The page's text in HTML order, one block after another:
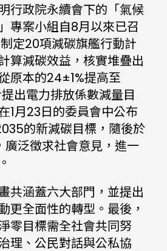
行政院永續會下的「氣候
專案小組自8月以來已召
定20項減碳旗艦行動計
算減碳效益，核實堆疊出
原本的24±1%提高至
出電力排放係數減量目
1月23日的委員會中公布
的新減碳目標，隨後於
廣泛徵求社會意見，進一
共涵蓋六大部門，並提出
更全面性的轉型。最後，
零目標需全社會共同努
理、公民對話與公私協